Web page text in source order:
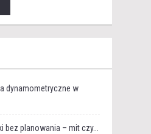
dynamometryczne w
bez planowania – mit czy...